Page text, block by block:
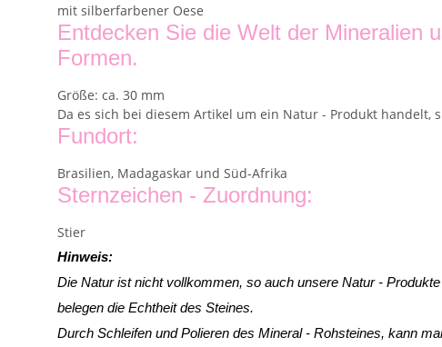
mit silberfarbener Oese
Entdecken Sie die Welt der Mineralien
Formen.
Größe: ca. 30 mm
Da es sich bei diesem Artikel um ein Natur - Produkt
Fundort:
Brasilien, Madagaskar und Süd-Afrika
Sternzeichen - Zuordnung:
Stier
Hinweis:
Die Natur ist nicht vollkommen, so auch unsere Natur -
belegen die Echtheit des Steines.
Durch Schleifen und Polieren des Mineral - Rohsteines, kann